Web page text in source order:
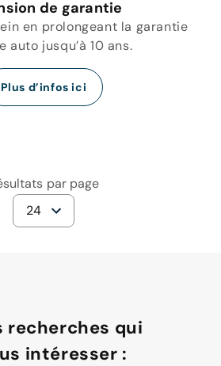
de garantie
en prolongeant la garantie
auto jusqu’à 10 ans.
Plus d’infos ici
par page
24
recherches qui
intéresser :